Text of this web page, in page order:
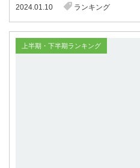
2024.01.10 ランキング
上半期・下半期ランキング